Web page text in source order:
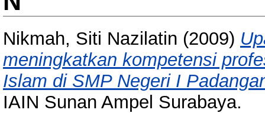
Nikmah, Siti Nazilatin (2009)
meningkatkan kompetensi
Islam di SMP Negeri I
IAIN Sunan Ampel Surabaya.